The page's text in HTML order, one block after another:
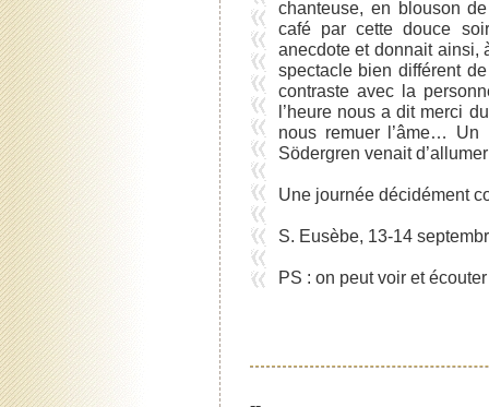
chanteuse, en blouson
café par cette douce
anecdote et donnait ainsi,
spectacle bien différent
contraste avec la
l’heure nous a dit merci
nous remuer l’âme…
Södergren venait
Une journée décidément
S. Eusèbe, 13-14
PS : on peut voir et